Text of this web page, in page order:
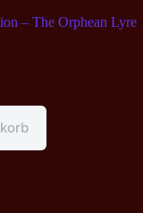
– The Orphean Lyre